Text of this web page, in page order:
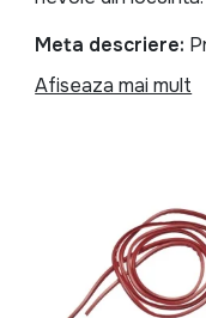
Meta descriere:
prelungitor, aparat
HEINNER
Bucatarie
Indiferent daca
tavi, cutit,
ideale pentru
Afiseaza mai mult